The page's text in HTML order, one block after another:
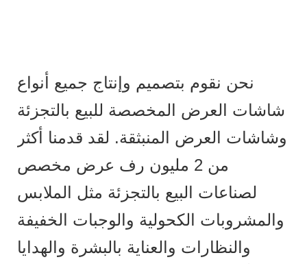
نحن نقوم بتصميم وإنتاج جميع أنواع
شاشات العرض المخصصة للبيع بالتجزئة
وشاشات العرض المنبثقة. لقد قدمنا ​​أكثر
من 2 مليون رف عرض مخصص
لصناعات البيع بالتجزئة مثل الملابس
والمشروبات الكحولية والوجبات الخفيفة
والنظارات والعناية بالبشرة والهدايا